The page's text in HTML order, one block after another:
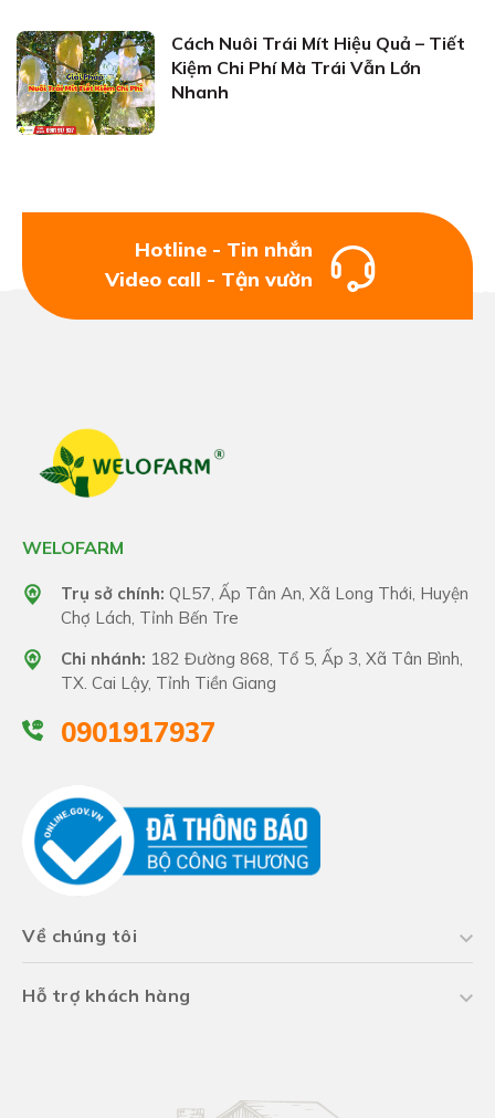
Cách Nuôi Trái Mít Hiệu Quả – Tiết
Kiệm Chi Phí Mà Trái Vẫn Lớn
Nhanh
Hotline - Tin nhắn
Video call - Tận vườn
WELOFARM
Trụ sở chính: QL57, Ấp Tân An, Xã Long Thới, Huyện
Chợ Lách, Tỉnh Bến Tre
Chi nhánh: 182 Đường 868, Tổ 5, Ấp 3, Xã Tân Bình,
TX. Cai Lậy, Tỉnh Tiền Giang
0901917937
Về chúng tôi
Hỗ trợ khách hàng